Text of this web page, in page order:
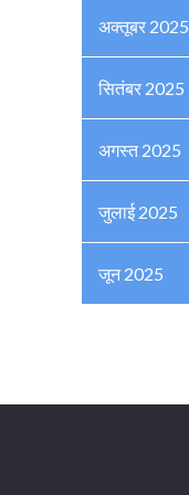
अक्तूबर 2025
सितंबर 2025
अगस्त 2025
जुलाई 2025
जून 2025